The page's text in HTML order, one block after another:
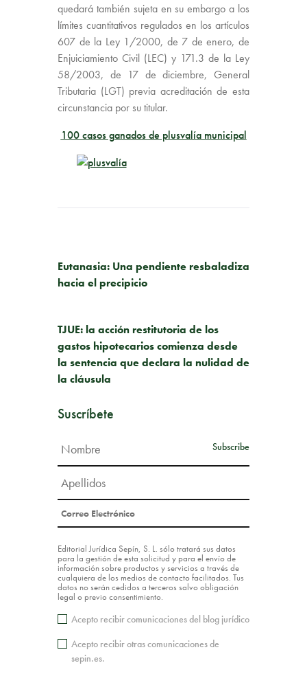
quedará también sujeta en su embargo a los
límites cuantitativos regulados en los artículos
607 de la Ley 1/2000, de 7 de enero, de
Enjuiciamiento Civil (LEC) y 171.3 de la Ley
58/2003, de 17 de diciembre, General
Tributaria (LGT) previa acreditación de esta
circunstancia por su titular.
100 casos ganados de plusvalía municipal
Eutanasia: Una pendiente resbaladiza
hacia el precipicio
TJUE: la acción restitutoria de los
gastos hipotecarios comienza desde
la sentencia que declara la nulidad de
la cláusula
Suscríbete
Editorial Jurídica Sepín, S. L. sólo tratará sus datos
para la gestión de esta solicitud y para el envío de
información sobre productos y servicios a través de
cualquiera de los medios de contacto facilitados. Tus
datos no serán cedidos a terceros salvo obligación
legal o previo consentimiento.
Acepto recibir comunicaciones del blog jurídico
Acepto recibir otras comunicaciones de
sepin.es.